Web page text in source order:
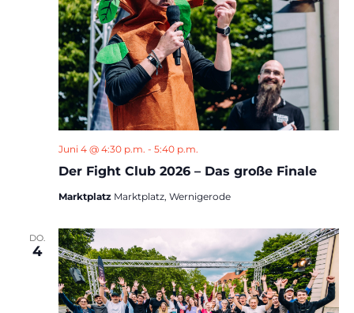
Der Fight Club 2026 – Das große Finale
Juni 4 @ 4:30 p.m. - 5:40 p.m.
Marktplatz Marktplatz, Wernigerode
DO.
4